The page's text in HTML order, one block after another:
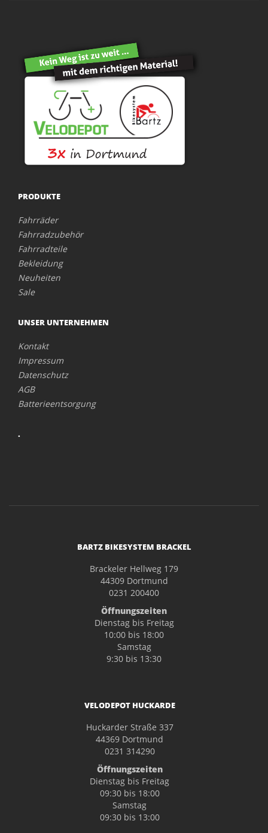
PRODUKTE
Fahrräder
Fahrradzubehör
Fahrradteile
Bekleidung
Neuheiten
Sale
UNSER UNTERNEHMEN
Kontakt
Impressum
Datenschutz
AGB
Batterieentsorgung
.
BARTZ BIKESYSTEM BRACKEL
Brackeler Hellweg 179
44309 Dortmund
0231 200400
Öffnungszeiten
Dienstag bis Freitag
10:00 bis 18:00
Samstag
9:30 bis 13:30
VELODEPOT HUCKARDE
Huckarder Straße 337
44369 Dortmund
0231 314290
Öffnungszeiten
Dienstag bis Freitag
09:30 bis 18:00
Samstag
09:30 bis 13:00